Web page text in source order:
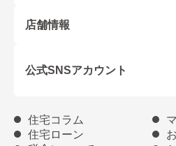
店舗情報
公式SNSアカウント
住宅コラム
住宅ローン